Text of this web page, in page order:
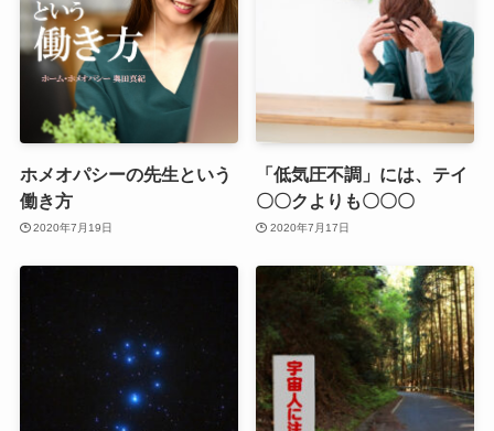
ホメオパシーの先生という
働き方
2020年7月19日
「低気圧不調」には、テイ
〇〇クよりも〇〇〇
2020年7月17日